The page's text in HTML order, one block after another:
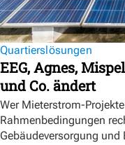
Quartierslösungen
EEG, Agnes,
und Co. ändert
Wer Mieterstrom-
Rahmenbedingungen
Gebäudeversorgung und